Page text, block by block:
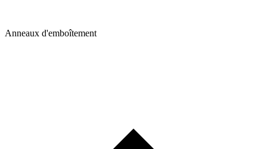
Anneaux d'emboîtement